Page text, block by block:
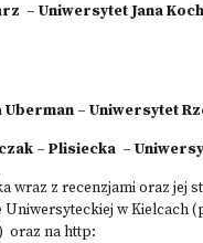
– Uniwersytet Jana
Uberman – Uniwersytet
– Plisiecka –
wraz z recenzjami oraz jej
Uniwersyteckiej w Kielcach
oraz na http: